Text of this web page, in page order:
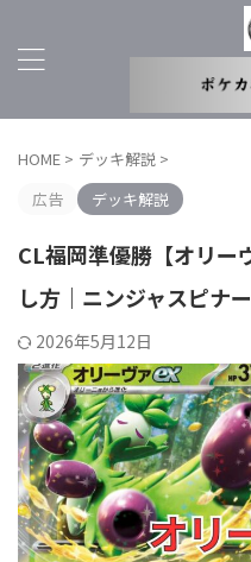
HOME > デッキ解説 >
広告
デッキ解説
CL福岡準優勝【オリー
し方｜ニンジャスピナ
2026年5月12日